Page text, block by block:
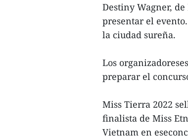
Destiny Wagner,
presentar el
la ciudad sureña.
Los
preparar el
Miss Tierra 2022
finalista de Miss
Vietnam en